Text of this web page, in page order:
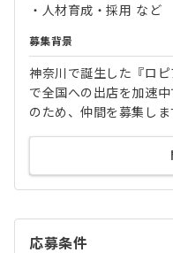
・人材育成・採用 など
募集背景
神奈川で誕生した『ロ
で全国への出店を加速
のため、仲間を募集しま
応募条件